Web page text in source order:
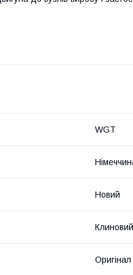
WGT
Новий
Клиновий
Оригінал